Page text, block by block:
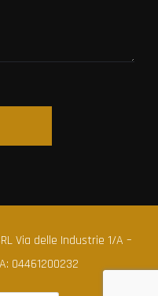
Via delle Industrie 1/A –
04461200232